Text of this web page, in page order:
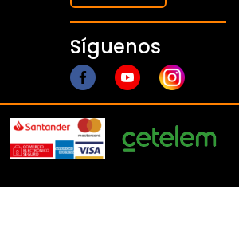
Síguenos